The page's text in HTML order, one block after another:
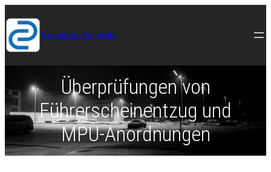
zum
Inhalt
wechseln
Cannabis-Amnestie
Überprüfungen von
Führerscheinentzug und
MPU-Anordnungen